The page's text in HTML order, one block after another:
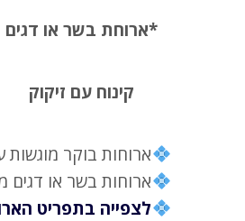
*ארוחת בשר או דגים
קינוח עם זיקוק
ארוחות בוקר מוגשות עד
ארוחות בשר או דגים
לצפייה בתפריט